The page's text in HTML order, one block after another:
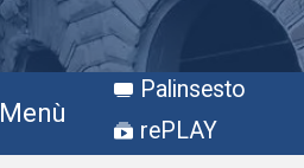
Menù
Palinsesto
rePLAY